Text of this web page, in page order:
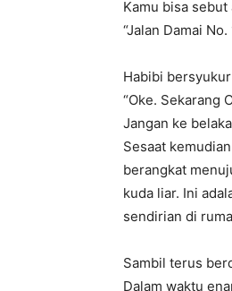
Kamu bisa sebut
“Jalan Damai No.
Habibi
“Oke. Sekarang
Jangan ke
Sesaat
berangkat
kuda liar. Ini
sendirian di
Sambil terus
Dalam waktu